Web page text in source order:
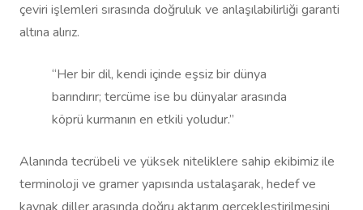
çeviri işlemleri sırasında doğruluk ve anlaşılabilirliği garanti
altına alırız.
“Her bir dil, kendi içinde eşsiz bir dünya
barındırır; tercüme ise bu dünyalar arasında
köprü kurmanın en etkili yoludur.”
Alanında tecrübeli ve yüksek niteliklere sahip ekibimiz ile
terminoloji ve gramer yapısında ustalaşarak, hedef ve